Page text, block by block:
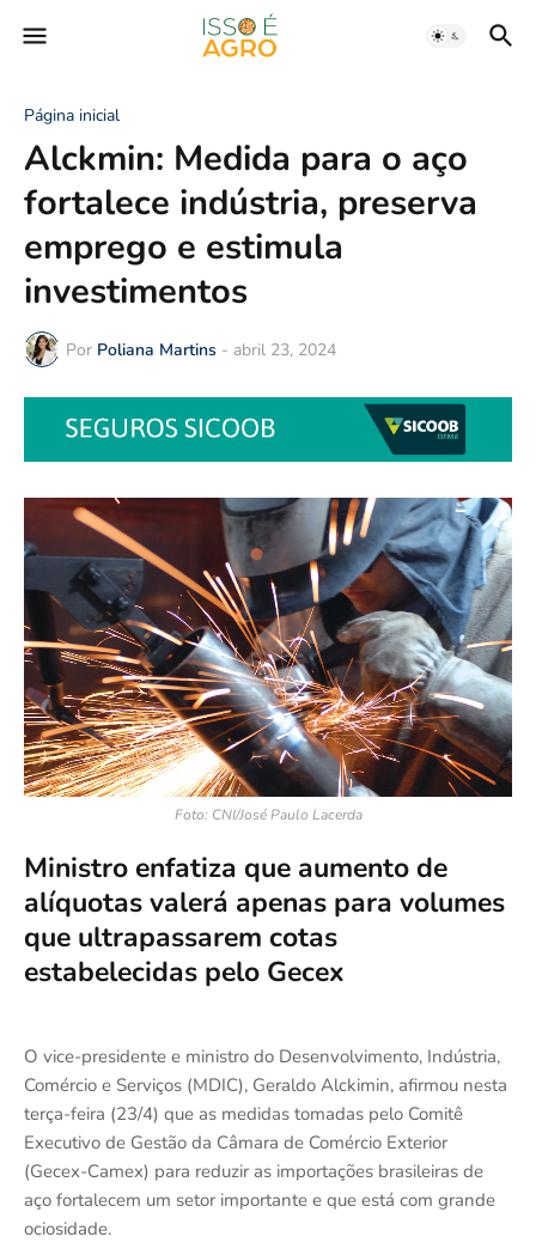
Página inicial
Alckmin: Medida para o aço
fortalece indústria, preserva
emprego e estimula
investimentos
Por Poliana Martins - abril 23, 2024
Foto: CNI/José Paulo Lacerda
Ministro enfatiza que aumento de
alíquotas valerá apenas para volumes
que ultrapassarem cotas
estabelecidas pelo Gecex
O vice-presidente e ministro do Desenvolvimento, Indústria,
Comércio e Serviços (MDIC), Geraldo Alckimin, afirmou nesta
terça-feira (23/4) que as medidas tomadas pelo Comitê
Executivo de Gestão da Câmara de Comércio Exterior
(Gecex-Camex) para reduzir as importações brasileiras de
aço fortalecem um setor importante e que está com grande
ociosidade.